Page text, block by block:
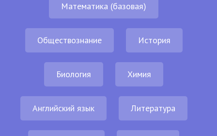
Математика (базовая)
Обществознание История
Биология Химия
Английский язык Литература